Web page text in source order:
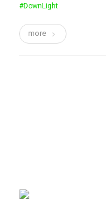
#DownLight
more